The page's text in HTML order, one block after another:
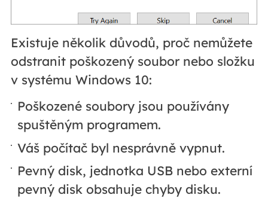
Existuje několik důvodů, proč nemůžete
odstranit poškozený soubor nebo složku
v systému Windows 10:
Poškozené soubory jsou používány
spuštěným programem.
Váš počítač byl nesprávně vypnut.
Pevný disk, jednotka USB nebo externí
pevný disk obsahuje chyby disku.